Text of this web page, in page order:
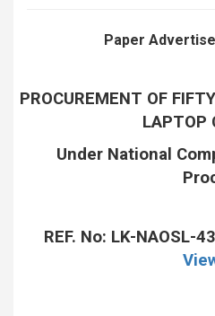
Paper
PROCUREMENT OF
LAPTOP
Under National
REF. No: LK-